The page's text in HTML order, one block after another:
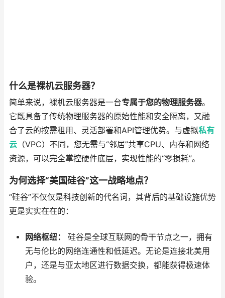
什么是裸机云服务器？
简单来说，裸机云服务器是一台专属于您的物理服务器。
它既具备了传统物理服务器的原始性能和安全隔离，又融
合了云的按需租用、灵活部署和API管理优势。与虚拟私有
云 （VPC）不同，您无需与“邻居”共享CPU、内存和网络
资源，可以完全掌控硬件底层，实现性能的“零损耗”。
为何选择“美国硅谷”这一战略地点？
“硅谷”不仅仅是科技创新的代名词，其背后的基础设施优势
更是实实在在的：
网络枢纽：
硅谷是全球互联网的骨干节点之一，拥有
无与伦比的网络连通性和低延迟。无论是连接北美用
户，还是与亚太地区进行数据交换，都能获得极速体
验。